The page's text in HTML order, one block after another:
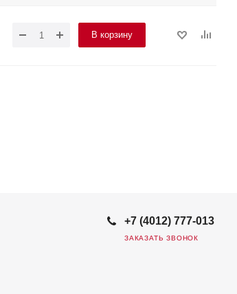
В корзину
+7 (4012) 777-013
ЗАКАЗАТЬ ЗВОНОК